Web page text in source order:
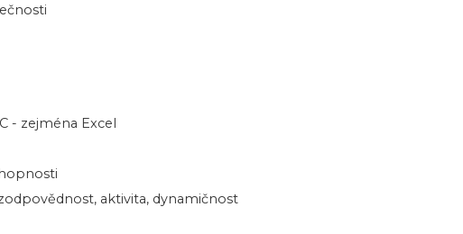
- zejména Excel
aktivita, dynamičnost